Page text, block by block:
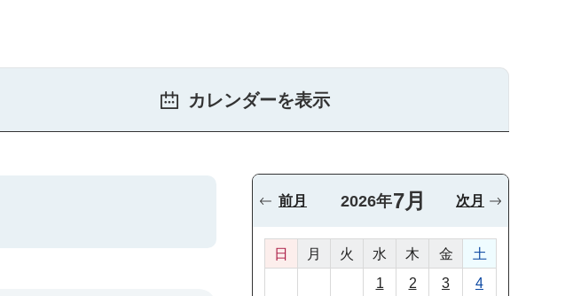
カレンダーを表示
2026年7月
前月 次月
日 月 火 水 木 金
土
1
2 3 4